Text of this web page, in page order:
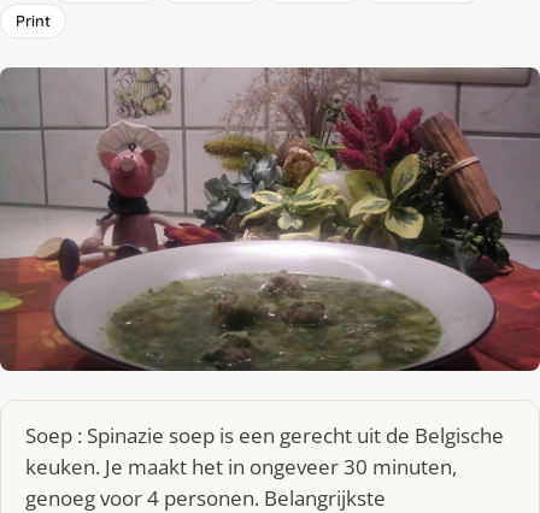
Print
Soep : Spinazie soep is een gerecht uit de Belgische
keuken. Je maakt het in ongeveer 30 minuten,
genoeg voor 4 personen. Belangrijkste